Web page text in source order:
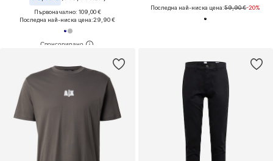
Първоначално: 109,00 €
Последна най-ниска цена:29,90 €
Последна най-ниска цена:59,90 €-20%